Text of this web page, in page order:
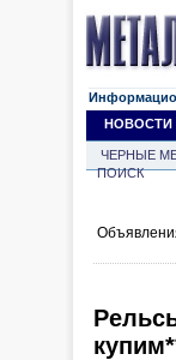
НОВОСТИ
ЧЕРНЫЕ
ПОИСК